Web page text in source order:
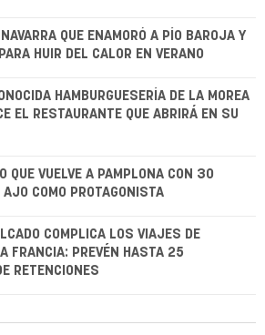
QUE ENAMORÓ A PÍO BAROJA Y
HUIR DEL CALOR EN VERANO
HAMBURGUESERÍA DE LA MOREA
EL RESTAURANTE QUE ABRIRÁ EN SU
QUE VUELVE A PAMPLONA CON 30
COMO PROTAGONISTA
COMPLICA LOS VIAJES DE
FRANCIA: PREVÉN HASTA 25
RETENCIONES